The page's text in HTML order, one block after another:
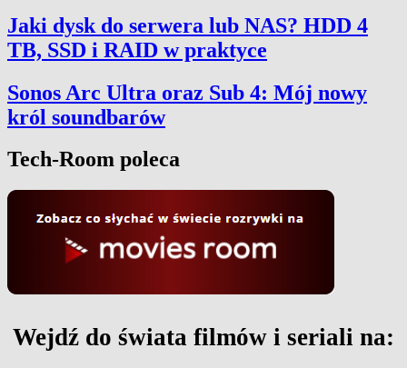
Jaki dysk do serwera lub NAS? HDD 4
TB, SSD i RAID w praktyce
Sonos Arc Ultra oraz Sub 4: Mój nowy
król soundbarów
Tech-Room poleca
Wejdź do świata filmów i seriali na: